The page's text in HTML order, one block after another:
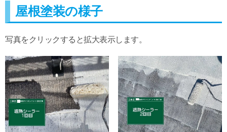
屋根塗装の様子
写真をクリックすると拡大表示します。